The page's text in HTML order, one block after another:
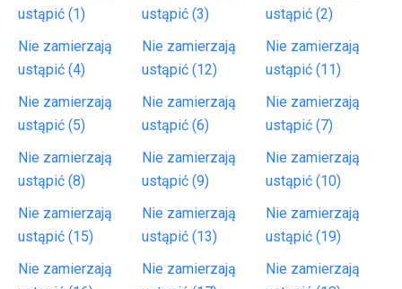
ustąpić (1)
ustąpić (3)
ustąpić (2)
Nie zamierzają
ustąpić (4)
Nie zamierzają
ustąpić (12)
Nie zamierzają
ustąpić (11)
Nie zamierzają
ustąpić (5)
Nie zamierzają
ustąpić (6)
Nie zamierzają
ustąpić (7)
Nie zamierzają
ustąpić (8)
Nie zamierzają
ustąpić (9)
Nie zamierzają
ustąpić (10)
Nie zamierzają
ustąpić (15)
Nie zamierzają
ustąpić (13)
Nie zamierzają
ustąpić (19)
Nie zamierzają
Nie zamierzają
Nie zamierzają